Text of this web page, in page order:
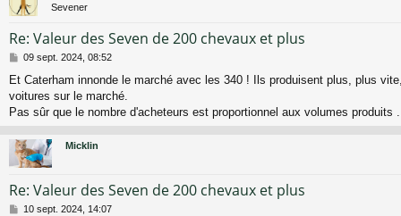
Sevener
Re: Valeur des Seven de 200 chevaux et plus
M
s
s
a
09 sept. 2024, 08:52
Et Caterham innonde le marché avec les 340 ! Ils produisent plus, plus
voitures sur le marché.
Pas sûr que le nombre d'acheteurs est proportionnel aux volumes produits
Micklin
Re: Valeur des Seven de 200 chevaux et plus
M
10 sept. 2024, 14:07